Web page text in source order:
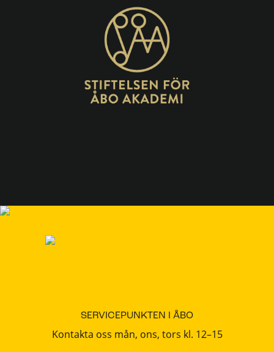
SERVICEPUNKTEN I ÅBO
Kontakta oss mån, ons, tors kl. 12–15